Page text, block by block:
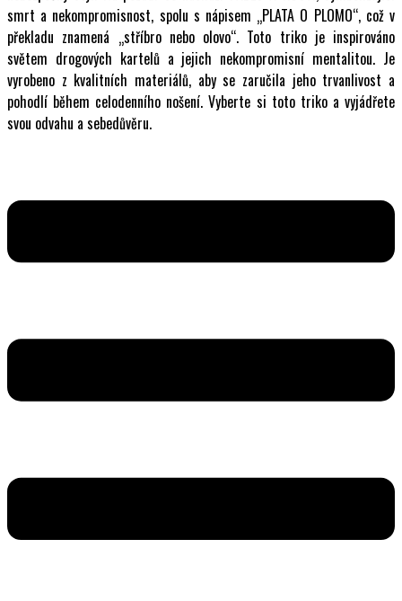
smrt a nekompromisnost, spolu s nápisem „PLATA O PLOMO“, což v
překladu znamená „stříbro nebo olovo“. Toto triko je inspirováno
světem drogových kartelů a jejich nekompromisní mentalitou. Je
vyrobeno z kvalitních materiálů, aby se zaručila jeho trvanlivost a
pohodlí během celodenního nošení. Vyberte si toto triko a vyjádřete
svou odvahu a sebedůvěru.